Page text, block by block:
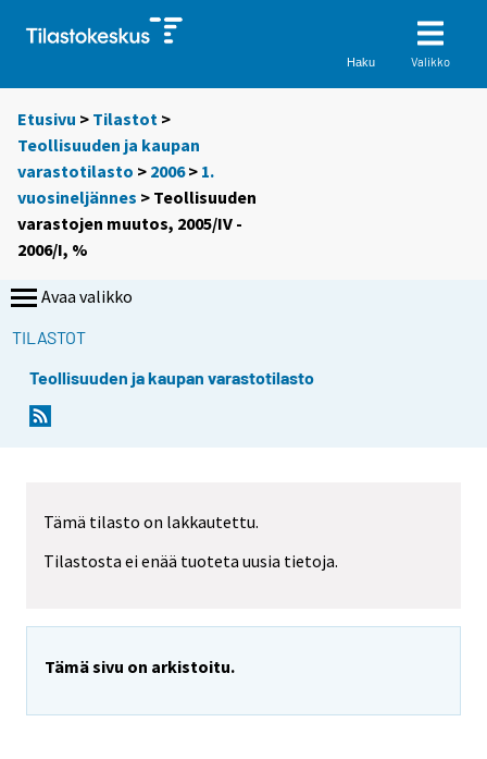
Haku Valikko
Etusivu > Tilastot >
Teollisuuden ja kaupan
varastotilasto > 2006> 1.
vuosineljännes > Teollisuuden
varastojen muutos, 2005/IV -
2006/I, %
Avaa valikko
TILASTOT
Teollisuuden ja kaupan varastotilasto
Tämä tilasto on lakkautettu.
Tilastosta ei enää tuoteta uusia tietoja.
Tämä sivu on arkistoitu.